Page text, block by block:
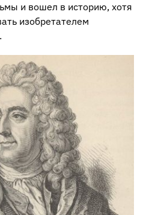
и вошел в историю, хотя
изобретателем